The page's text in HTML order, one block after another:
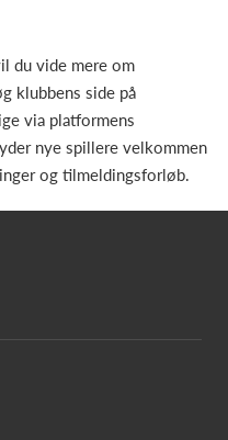
du vide mere om
klubbens side på
via platformens
nye spillere velkommen
og tilmeldingsforløb.